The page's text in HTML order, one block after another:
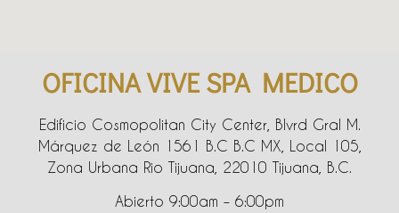
OFICINA VIVE SPA MEDICO
Edificio Cosmopolitan City Center, Blvrd Gral M.
Márquez de León 1561 B.C B.C MX, Local 105,
Zona Urbana Rio Tijuana, 22010 Tijuana, B.C.
Abierto 9:00am – 6:00pm